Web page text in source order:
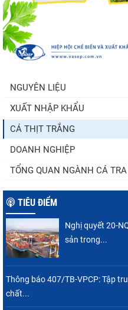
Còn
sàng cho
nhiều áp
NGUYÊN LIỆU
XUẤT NHẬP KHẨU
CÁ THỊT TRẮNG
DOANH NGHIỆP
TỔNG QUAN NGÀNH CÁ TRA
TIÊU ĐIỂM
Nghị quyết 20-
sản trong...
Thông báo 407/TB-VPCP: Tập
chất...